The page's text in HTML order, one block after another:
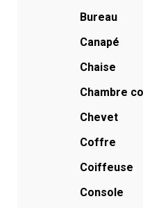
Hit
Bureau
Canapé
Chaise
Chambre
Chevet
Coffre
Coiffeuse
Console